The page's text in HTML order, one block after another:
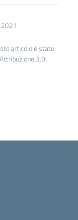
articolo è stato
3.0